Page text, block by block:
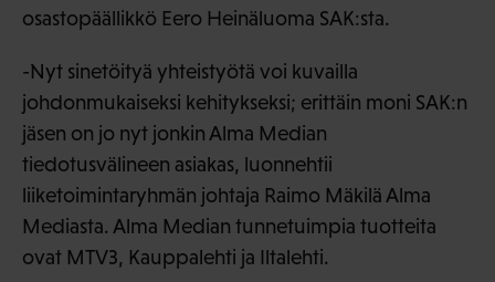
osastopäällikkö Eero Heinäluoma SAK:sta.
-Nyt sinetöityä yhteistyötä voi kuvailla
johdonmukaiseksi kehitykseksi; erittäin moni SAK:n
jäsen on jo nyt jonkin Alma Median
tiedotusvälineen asiakas, luonnehtii
liiketoimintaryhmän johtaja Raimo Mäkilä Alma
Mediasta. Alma Median tunnetuimpia tuotteita
ovat MTV3, Kauppalehti ja Iltalehti.